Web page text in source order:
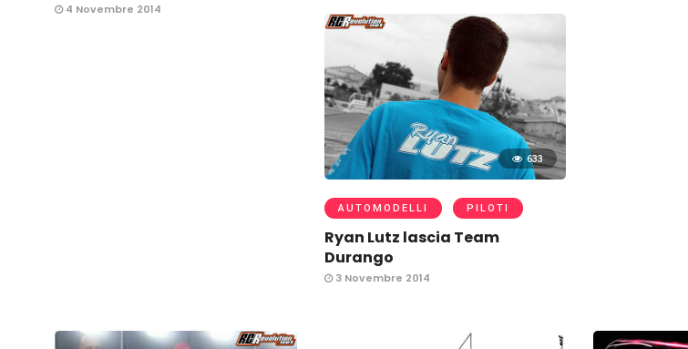
4 Novembre 2014
633
AUTOMODELLI PILOTI
Ryan Lutz lascia Team
Durango
3 Novembre 2014